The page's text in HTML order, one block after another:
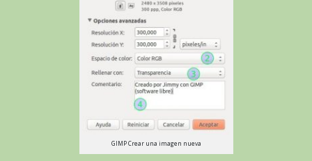
GIMP Crear una imagen nueva